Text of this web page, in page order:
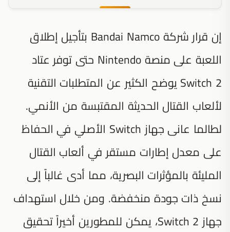
إن قرار شركة Bandai Namco بتأجيل إطلاق
اللعبة على منصة Nintendo حتى توفر عتاد
Switch 2 يوضح الكثير عن المتطلبات التقنية
لألعاب القتال الحديثة المقتبسة من الأنمي.
لطالما عانى جهاز Switch الأصلي في الحفاظ
على معدل إطارات مستقر في ألعاب القتال
المليئة بالمؤثرات البصرية، مما أدى غالباً إلى
نسخ ذات جودة منخفضة. ومن خلال استهداف
جهاز Switch 2، يمكن للمطورين أخيراً تحقيق